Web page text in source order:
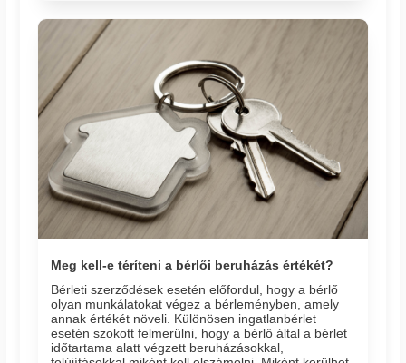
Meg kell-e téríteni a bérlői beruházás értékét?
Bérleti szerződések esetén előfordul, hogy a bérlő
olyan munkálatokat végez a bérleményben, amely
annak értékét növeli. Különösen ingatlanbérlet
esetén szokott felmerülni, hogy a bérlő által a bérlet
időtartama alatt végzett beruházásokkal,